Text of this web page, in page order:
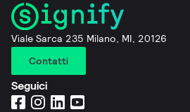
Viale Sarca 235 Milano, MI, 20126
Contatti
Seguici